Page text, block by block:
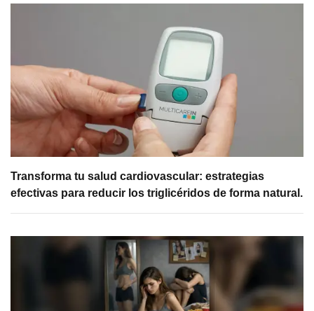
Transforma tu salud cardiovascular: estrategias
efectivas para reducir los triglicéridos de forma natural.